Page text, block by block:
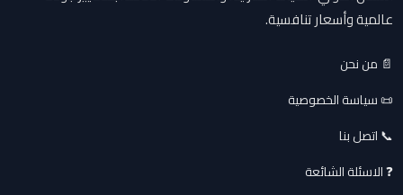
عالمية وأسعار تنافسية.
📄 من نحن
📜 سياسة الخصوصية
📞 اتصل بنا
❓ الاسئلة الشائعة